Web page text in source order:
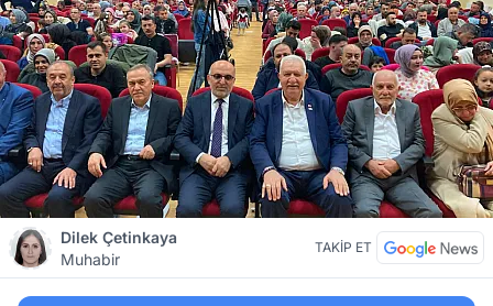
Dilek Çetinkaya
Muhabir
TAKİP ET